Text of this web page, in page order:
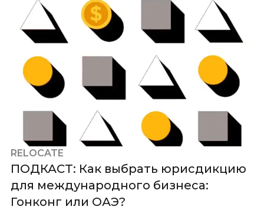
ЧИТАТЬ ДАЛЬШЕ
ЧИТАТЬ ДАЛЬШЕ
RELOCATE
ПОДКАСТ: Как выбрать юрисдикцию
для международного бизнеса:
Гонконг или ОАЭ?